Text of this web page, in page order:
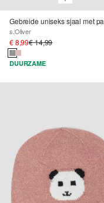
s.Oliver
€ 8,99€ 14,99
DUURZAME